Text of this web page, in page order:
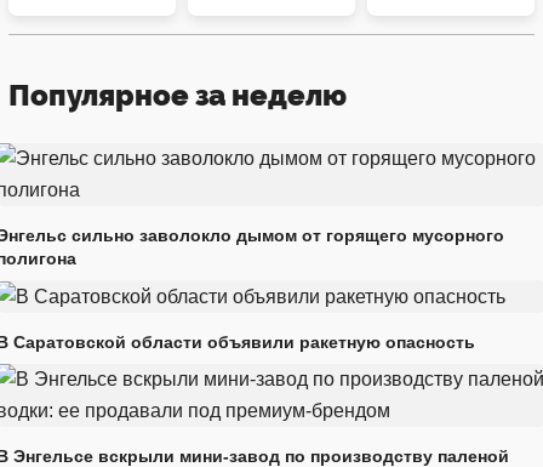
Популярное за неделю
сильно заволокло дымом от горящего мусорного
Саратовской области объявили ракетную опасность
Энгельсе вскрыли мини-завод по производству паленой